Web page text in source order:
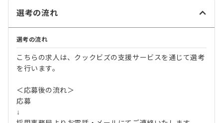
選考の流れ
選考の流れ
こちらの求人は、クックビズの支援サービスを通じて選考
を行います。
＜応募後の流れ＞
応募
↓